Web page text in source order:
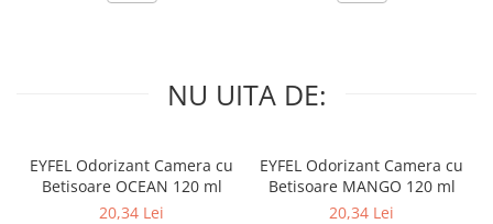
NU UITA DE:
EYFEL Odorizant Camera cu
Betisoare OCEAN 120 ml
20,34 Lei
EYFEL Odorizant Camera cu
Betisoare MANGO 120 ml
20,34 Lei